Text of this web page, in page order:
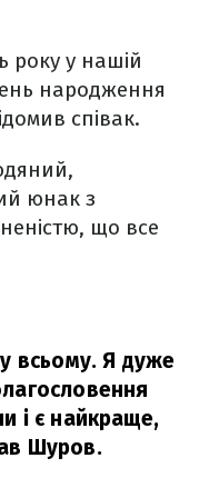
року у нашій
народження
співак.
юнак з
що все
всьому. Я дуже
і є найкраще,
Шуров.